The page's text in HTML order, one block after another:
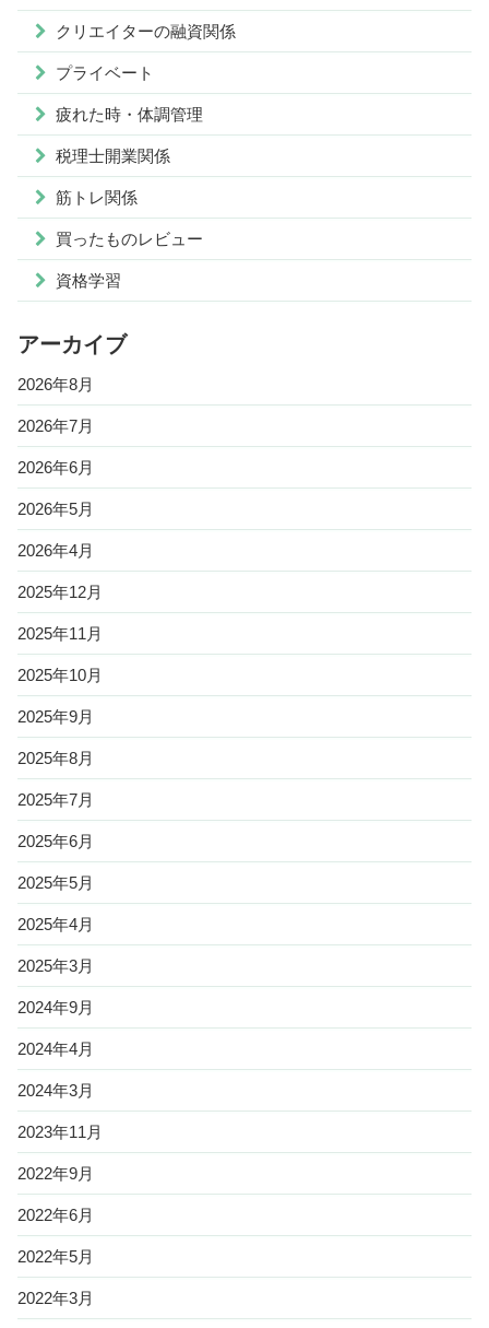
クリエイターの融資関係
プライベート
疲れた時・体調管理
税理士開業関係
筋トレ関係
買ったものレビュー
資格学習
アーカイブ
2026年8月
2026年7月
2026年6月
2026年5月
2026年4月
2025年12月
2025年11月
2025年10月
2025年9月
2025年8月
2025年7月
2025年6月
2025年5月
2025年4月
2025年3月
2024年9月
2024年4月
2024年3月
2023年11月
2022年9月
2022年6月
2022年5月
2022年3月